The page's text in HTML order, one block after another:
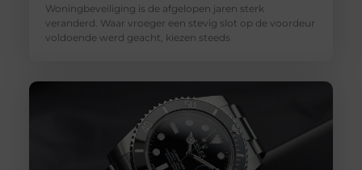
Woningbeveiliging is de afgelopen jaren sterk
veranderd. Waar vroeger een stevig slot op de voordeur
voldoende werd geacht, kiezen steeds